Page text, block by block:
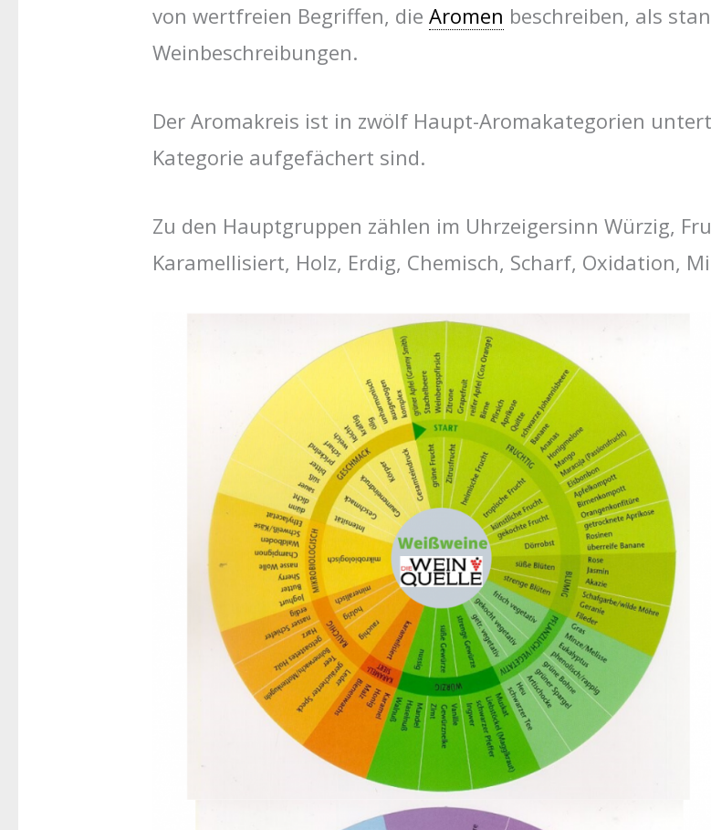
von wertfreien Begriffen, die Aromen beschreiben, als
Weinbeschreibungen.
Der Aromakreis ist in zwölf Haupt-Aromakategorien
Kategorie aufgefächert sind.
Zu den Hauptgruppen zählen im Uhrzeigersinn Würzig,
Karamellisiert, Holz, Erdig, Chemisch, Scharf, Oxidation,